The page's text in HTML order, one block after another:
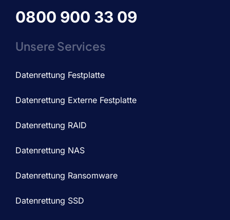
0800 900 33 09
Unsere Services
Datenrettung Festplatte
Datenrettung Externe Festplatte
Datenrettung RAID
Datenrettung NAS
Datenrettung Ransomware
Datenrettung SSD